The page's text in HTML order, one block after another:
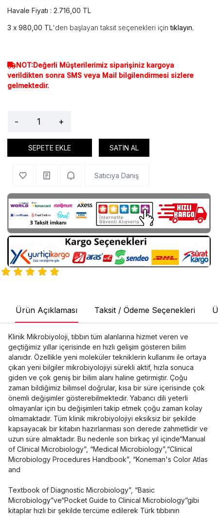
Havale Fiyatı : 2.716,00 TL
980,00 TL'den başlayan taksit seçenekleri içintıklayın.
NOT:Değerli Müşterilerimiz siparişiniz kargoya
verildikten sonra SMS veya Mail bilgilendirmesi sizlere
gelmektedir.
- +
SEPETE EKLE SATIN AL
Satıcıya Danış
Ürün Açıklaması Taksit / Ödeme Seçenekleri
Klinik Mikrobiyoloji, tıbbın tüm alanlarına hizmet veren ve
geçtiğimiz yıllar içerisinde en hızlı gelişim gösteren bilim
alanıdır. Özellikle yeni moleküler tekniklerin kullanımı ile ortaya
çıkan yeni bilgiler mikrobiyolojiyi sürekli aktif, hızla sonuca
giden ve çok geniş bir bilim alanı haline getirmiştir. Çoğu
zaman bildiğimiz bilimsel doğrular, kısa bir süre içerisinde çok
önemli değişimler gösterebilmektedir. Yabancı dili yeterli
olmayanlar için bu değişimleri takip etmek çoğu zaman kolay
olmamaktadır. Tüm klinik mikrobiyolojiyi eksiksiz bir şekilde
kapsayacak bir kitabın hazırlanması son derede zahmetlidir ve
uzun süre almaktadır. Bu nedenle son birkaç yıl içinde“Manual
of Clinical Microbiology”, “Medical Microbiology”,“Clinical
Microbiology Procedures Handbook”, “Koneman's Color Atlas
and
Textbook of Diagnostic Microbiology”, “Basic
Microbiology”ve“Pocket Guide to Clinical Microbiology”gibi
kitaplar hızlı bir şekilde tercüme edilerek Türk tıbbının